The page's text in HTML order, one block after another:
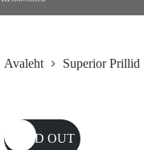
Avaleht Superior Prillid
SOLD OUT